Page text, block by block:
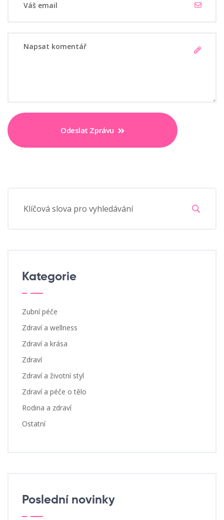
Odeslat Zprávu
Kategorie
Zubní péče
Zdraví a wellness
Zdraví a krása
Zdraví
Zdraví a životní styl
Zdraví a péče o tělo
Rodina a zdraví
Ostatní
Poslední novinky